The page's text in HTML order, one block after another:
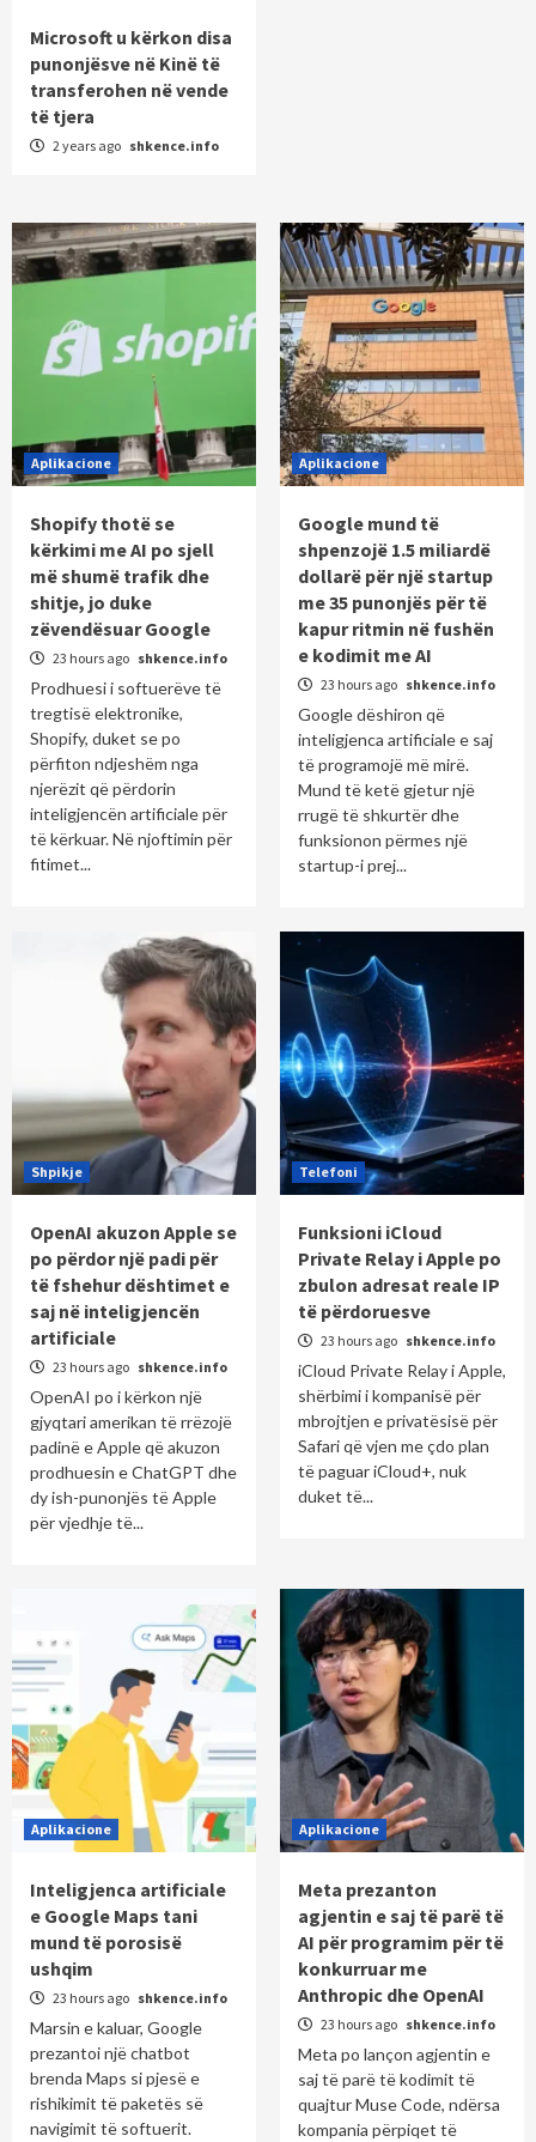
Microsoft u kërkon disa
punonjësve në Kinë të
transferohen në vende
të tjera
2 years ago shkence.info
Aplikacione
Shopify thotë se
kërkimi me AI po sjell
më shumë trafik dhe
shitje, jo duke
zëvendësuar Google
23 hours ago shkence.info
Prodhuesi i softuerëve të
tregtisë elektronike,
Shopify, duket se po
përfiton ndjeshëm nga
njerëzit që përdorin
inteligjencën artificiale për
të kërkuar. Në njoftimin për
fitimet...
Aplikacione
Google mund të
shpenzojë 1.5 miliardë
dollarë për një startup
me 35 punonjës për të
kapur ritmin në fushën
e kodimit me AI
23 hours ago shkence.info
Google dëshiron që
inteligjenca artificiale e saj
të programojë më mirë.
Mund të ketë gjetur një
rrugë të shkurtër dhe
funksionon përmes një
startup-i prej...
Shpikje
OpenAI akuzon Apple se
po përdor një padi për
të fshehur dështimet e
saj në inteligjencën
artificiale
23 hours ago shkence.info
OpenAI po i kërkon një
gjyqtari amerikan të rrëzojë
padinë e Apple që akuzon
prodhuesin e ChatGPT dhe
dy ish-punonjës të Apple
për vjedhje të...
Telefoni
Funksioni iCloud
Private Relay i Apple po
zbulon adresat reale IP
të përdoruesve
23 hours ago shkence.info
iCloud Private Relay i Apple,
shërbimi i kompanisë për
mbrojtjen e privatësisë për
Safari që vjen me çdo plan
të paguar iCloud+, nuk
duket të...
Aplikacione
Inteligjenca artificiale
e Google Maps tani
mund të porosisë
ushqim
23 hours ago shkence.info
Marsin e kaluar, Google
prezantoi një chatbot
brenda Maps si pjesë e
rishikimit të paketës së
navigimit të softuerit.
Aplikacione
Meta prezanton
agjentin e saj të parë të
AI për programim për të
konkurruar me
Anthropic dhe OpenAI
23 hours ago shkence.info
Meta po lançon agjentin e
saj të parë të kodimit të
quajtur Muse Code, ndërsa
kompania përpiqet të